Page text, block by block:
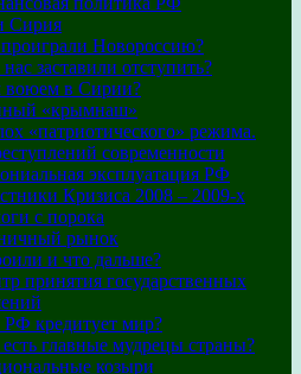
Сирия
Новороссию?
заставили отступить?
воюем в Сирии?
«крымнаш»
«патриотического» режима.
современности
эксплуатация РФ
Кризиса 2008 – 2009-х
с порока
рынок
и что дальше?
принятия государственных
РФ кредитует мир?
главные мудрецы страны?
козыри